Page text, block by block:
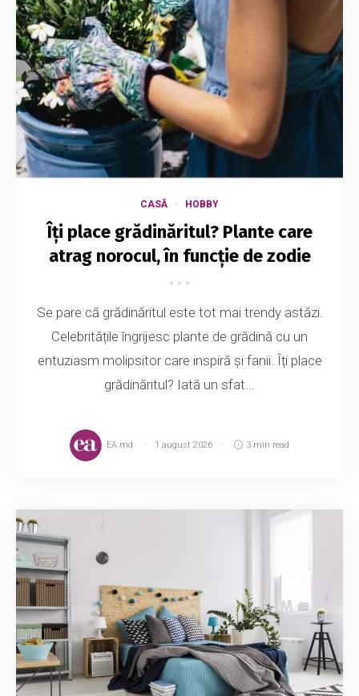
CASĂ HOBBY
Îți place grădinăritul? Plante care
atrag norocul, în funcție de zodie
Se pare că grădinăritul este tot mai trendy astăzi.
Celebritățile îngrijesc plante de grădină cu un
entuziasm molipsitor care inspiră și fanii. Îți place
grădinăritul? Iată un sfat...
EA.md 1 august 2026 3 min read